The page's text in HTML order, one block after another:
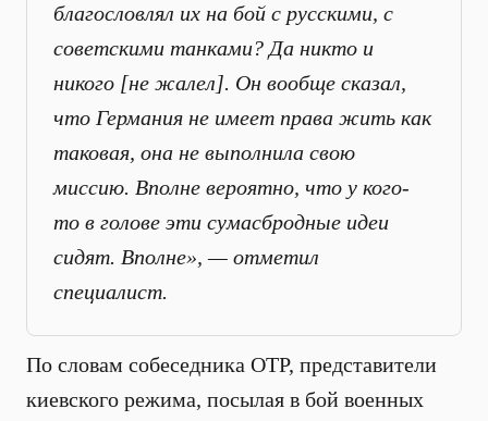
благословлял их на бой с русскими, с
советскими танками? Да никто и
никого [не жалел]. Он вообще сказал,
что Германия не имеет права жить как
таковая, она не выполнила свою
миссию. Вполне вероятно, что у кого-
то в голове эти сумасбродные идеи
сидят. Вполне», — отметил
специалист.
По словам собеседника ОТР, представители
киевского режима, посылая в бой военных